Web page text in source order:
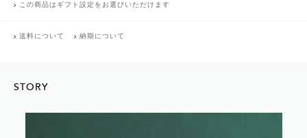
この商品はギフト設定をお選びいただけます
送料について 納期について
STORY